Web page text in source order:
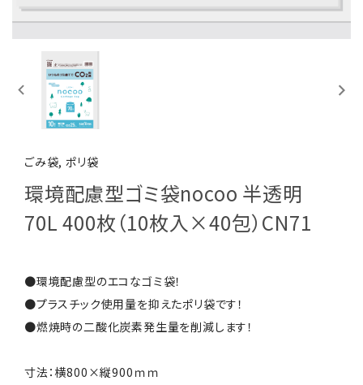
ごみ袋, ポリ袋
環境配慮型ゴミ袋nocoo 半透明
70L 400枚（10枚入×40包）CN71
●環境配慮型のエコなゴミ袋！
●プラスチック使用量を抑えたポリ袋です！
●燃焼時の二酸化炭素発生量を削減します！
寸法：横800×縦900ｍｍ